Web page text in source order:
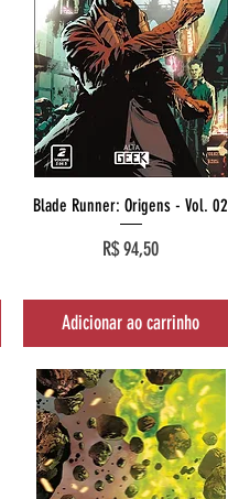
Visualização rápida
Blade Runner: Origens - Vol. 02
Preço
R$ 94,50
Adicionar ao carrinho